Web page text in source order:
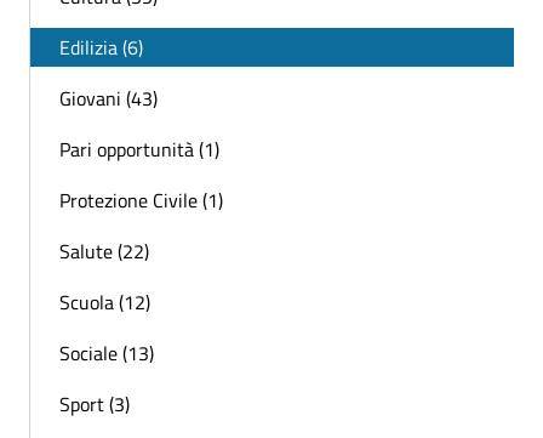
Edilizia (6)
Giovani (43)
Pari opportunità (1)
Protezione Civile (1)
Salute (22)
Scuola (12)
Sociale (13)
Sport (3)